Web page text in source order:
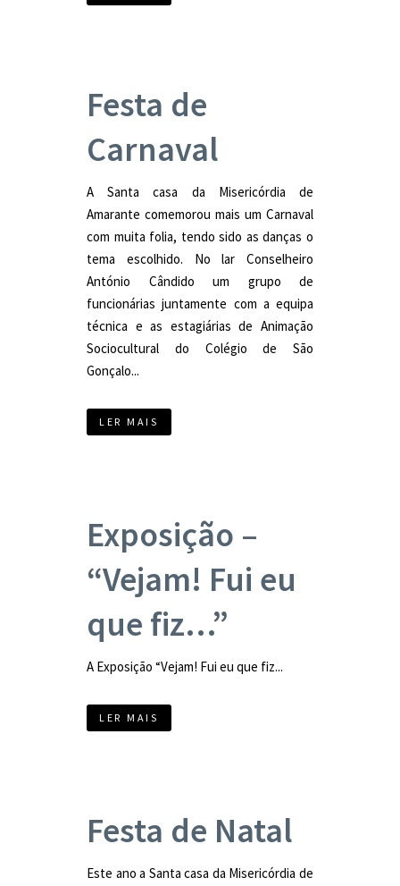
Festa de
Carnaval
A Santa casa da Misericórdia de
Amarante comemorou mais um Carnaval
com muita folia, tendo sido as danças o
tema escolhido. No lar Conselheiro
António Cândido um grupo de
funcionárias juntamente com a equipa
técnica e as estagiárias de Animação
Sociocultural do Colégio de São
Gonçalo...
LER MAIS
Exposição –
“Vejam! Fui eu
que fiz…”
A Exposição “Vejam! Fui eu que fiz...
LER MAIS
Festa de Natal
Este ano a Santa casa da Misericórdia de